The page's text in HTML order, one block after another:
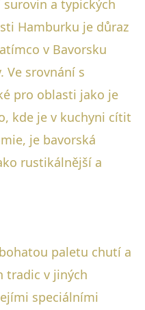
a typických
Hamburku je důraz
v Bavorsku
Ve srovnání s
pro oblasti jako je
kde je v kuchyni cítit
je bavorská
rustikálnější a
paletu chutí a
tradic v jiných
speciálními